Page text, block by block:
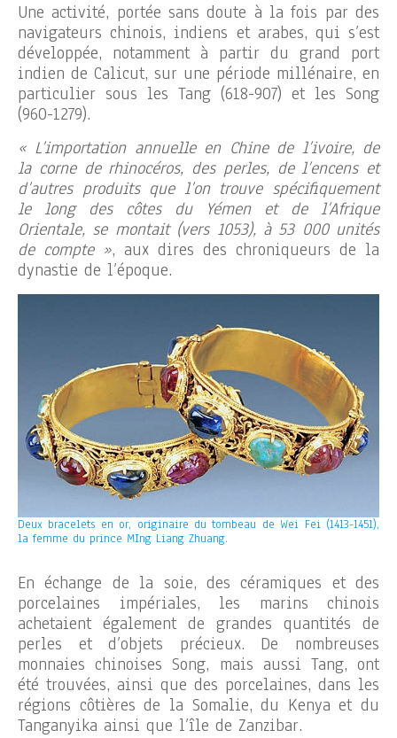
Une activité, portée sans doute à la fois par des
navigateurs chinois, indiens et arabes, qui s’est
développée, notamment à partir du grand port
indien de Calicut, sur une période millénaire, en
particulier sous les Tang (618-907) et les Song
(960-1279).
« L’importation annuelle en Chine de l’ivoire, de
la corne de rhinocéros, des perles, de l’encens et
d’autres produits que l’on trouve spécifiquement
le long des côtes du Yémen et de l’Afrique
Orientale, se montait (vers 1053), à 53 000 unités
de compte », aux dires des chroniqueurs de la
dynastie de l’époque.
Deux bracelets en or, originaire du tombeau de Wei Fei (1413-1451),
la femme du prince MIng Liang Zhuang.
En échange de la soie, des céramiques et des
porcelaines impériales, les marins chinois
achetaient également de grandes quantités de
perles et d’objets précieux. De nombreuses
monnaies chinoises Song, mais aussi Tang, ont
été trouvées, ainsi que des porcelaines, dans les
régions côtières de la Somalie, du Kenya et du
Tanganyika ainsi que l’île de Zanzibar.